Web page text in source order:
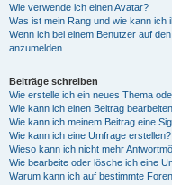
Wie verwende ich einen Avatar?
Was ist mein Rang und wie kann ich
Wenn ich bei einem Benutzer auf
anzumelden.
Beiträge schreiben
Wie erstelle ich ein neues Thema
Wie kann ich einen Beitrag
Wie kann ich meinem Beitrag eine
Wie kann ich eine Umfrage erstellen?
Wieso kann ich nicht mehr
Wie bearbeite oder lösche ich eine
Warum kann ich auf bestimmte